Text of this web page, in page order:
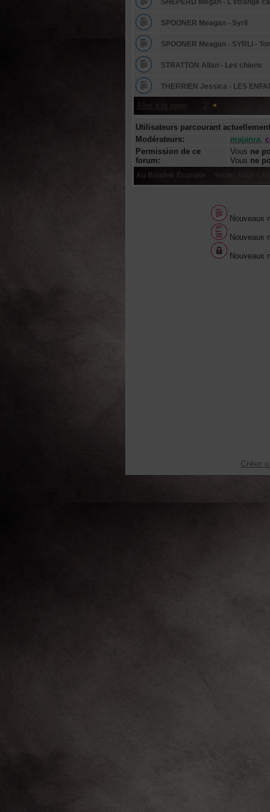
SHEPERD Megan - L'étrange
SPOONER Meagan - Syrli
SPOONER Meagan - SYRLI -
STRATTON Allan - Les chiens
THERRIEN Jessica - LES
Aller à la page
Utilisateurs parcourant
Modérateurs:
majanra,
Permission de ce
forum:
Vous ne
Vous ne
Au Boudoir Écarlate
Nouveaux
Nouveaux
Nouveaux
Créer